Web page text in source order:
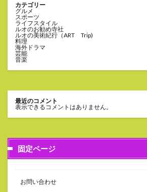
カテゴリー
グルメ
スポーツ
ライフスタイル
ルオのお勧め寺社
ルオの美術紀行（ART Trip)
料理
海外ドラマ
芸能
音楽
最近のコメント
表示できるコメントはありません。
固定ページ
お問い合わせ